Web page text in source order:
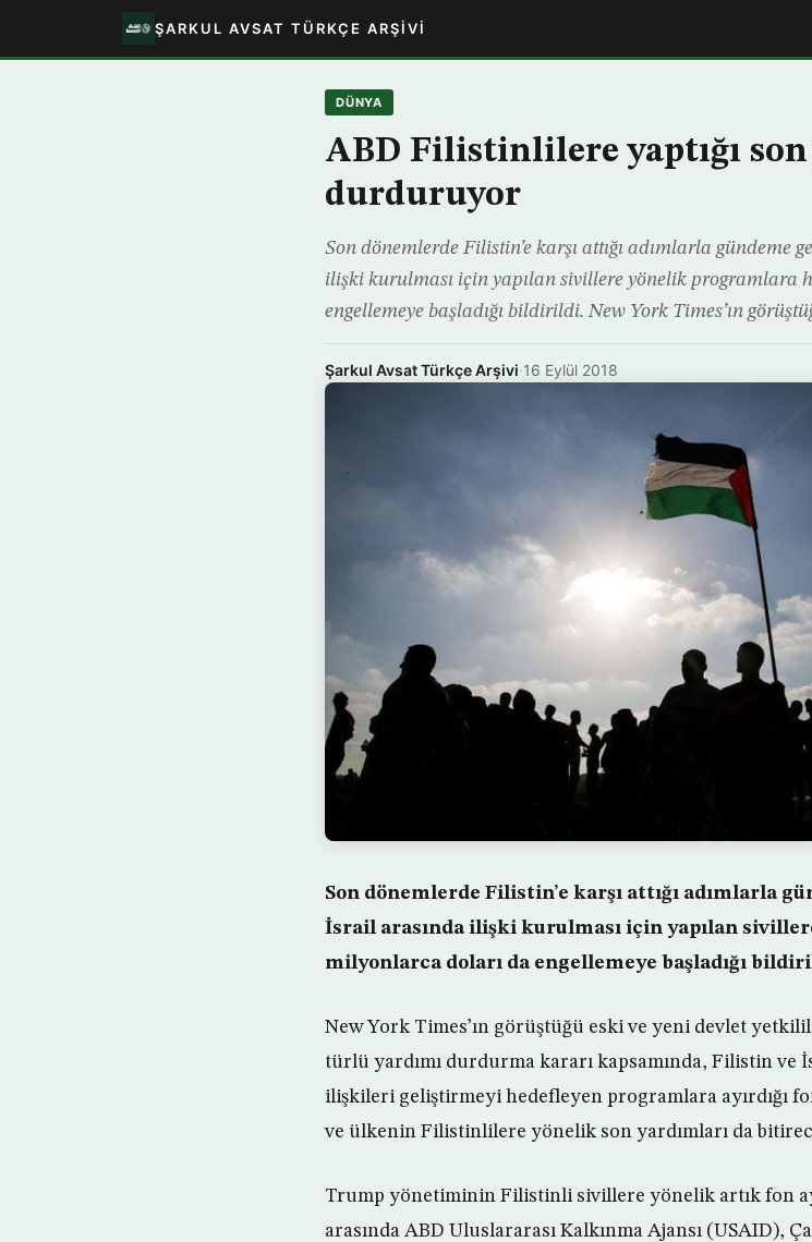
ŞARKUL AVSAT TÜRKÇE ARŞIVI
DÜNYA
ABD Filistinlilere yaptığı son
durduruyor
Son dönemlerde Filistin’e karşı attığı adımlarla gündeme
ilişki kurulması için yapılan sivillere yönelik programlara
engellemeye başladığı bildirildi. New York Times’ın
Şarkul Avsat Türkçe Arşivi·16 Eylül 2018
Son dönemlerde Filistin’e karşı attığı adımlarla
İsrail arasında ilişki kurulması için yapılan
milyonlarca doları da engellemeye başladığı
New York Times’ın görüştüğü eski ve yeni devlet
türlü yardımı durdurma kararı kapsamında, Filistin ve
ilişkileri geliştirmeyi hedefleyen programlara ayırdığı
ve ülkenin Filistinlilere yönelik son yardımları da
Trump yönetiminin Filistinli sivillere yönelik artık fon
arasında ABD Uluslararası Kalkınma Ajansı (USAID),